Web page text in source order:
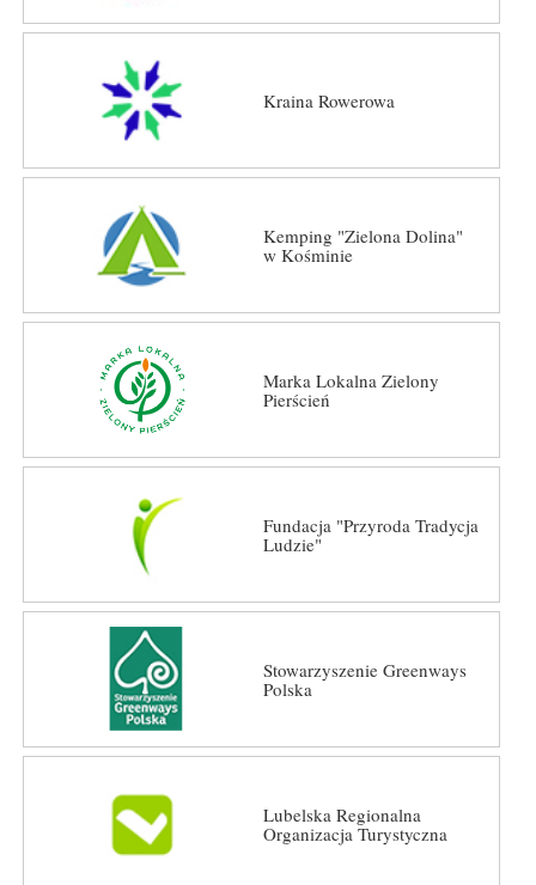
Kraina Rowerowa
Kemping "Zielona Dolina"
w Kośminie
Marka Lokalna Zielony
Pierścień
Fundacja "Przyroda Tradycja
Ludzie"
Stowarzyszenie Greenways
Polska
Lubelska Regionalna
Organizacja Turystyczna